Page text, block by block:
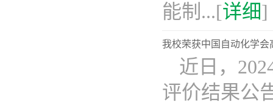
能制...[详细]
我校荣获中国自动化学会
近日，
评价结果公